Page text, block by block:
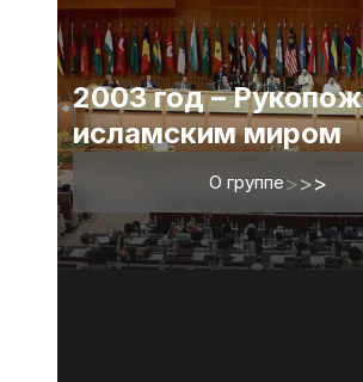
2003 год –
исламским миром
О группе>>>